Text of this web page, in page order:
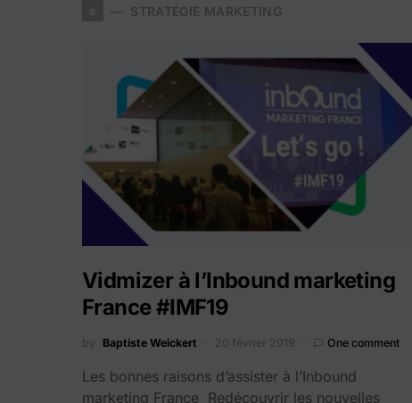
STRATÉGIE MARKETING
Vidmizer à l’Inbound marketing
France #IMF19
by Baptiste Weickert 20 février 2019 One comment
Les bonnes raisons d’assister à l’Inbound
marketing France Redécouvrir les nouvelles